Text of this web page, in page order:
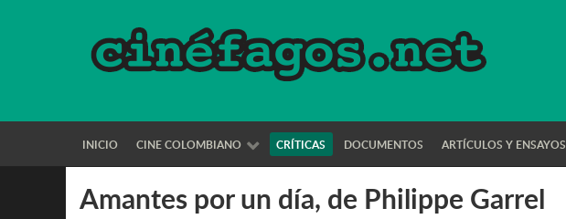
INICIO CINE COLOMBIANO CRÍTICAS DOCUMENTOS ARTÍCULOS Y ENSAYOS
Amantes por un día, de Philippe Garrel